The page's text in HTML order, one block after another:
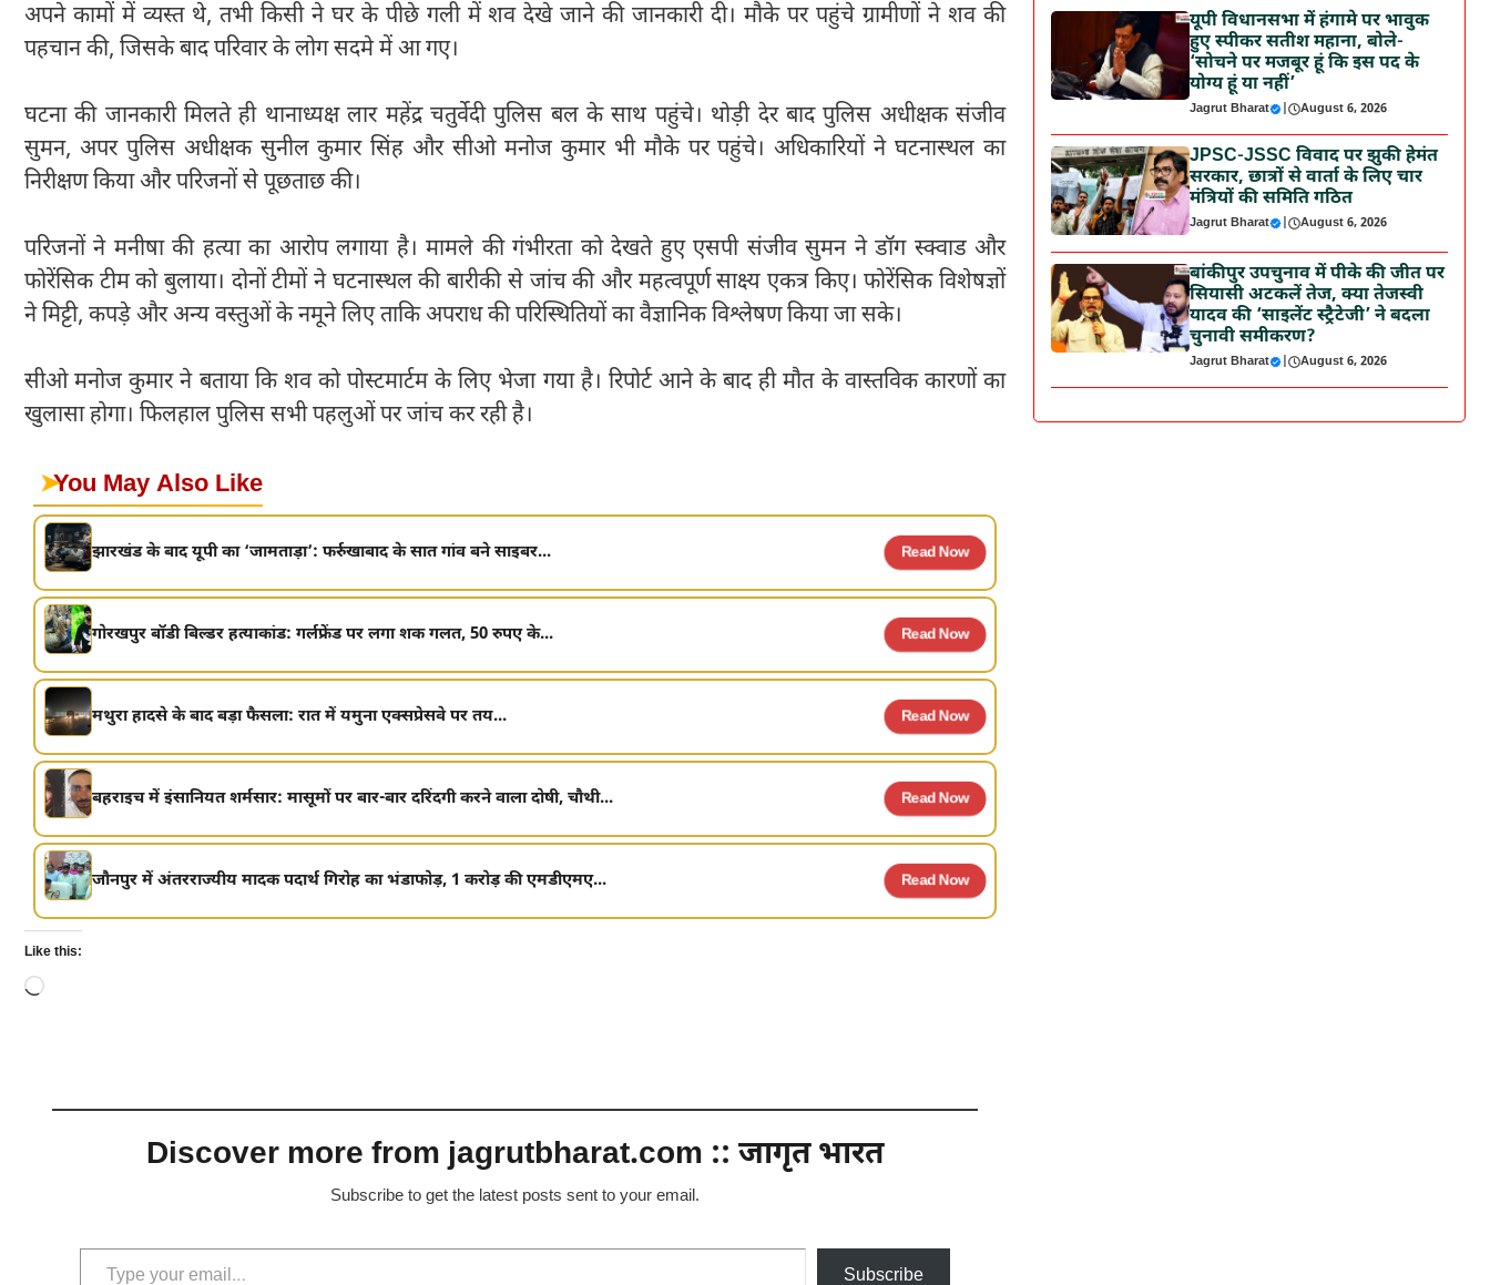
अपने कामों में व्यस्त थे, तभी किसी ने घर के पीछे गली में शव देखे जाने की जानकारी दी। मौके पर पहुंचे ग्रामीणों ने शव की
पहचान की, जिसके बाद परिवार के लोग सदमे में आ गए।
घटना की जानकारी मिलते ही थानाध्यक्ष लार महेंद्र चतुर्वेदी पुलिस बल के साथ पहुंचे। थोड़ी देर बाद पुलिस अधीक्षक संजीव
सुमन, अपर पुलिस अधीक्षक सुनील कुमार सिंह और सीओ मनोज कुमार भी मौके पर पहुंचे। अधिकारियों ने घटनास्थल का
निरीक्षण किया और परिजनों से पूछताछ की।
परिजनों ने मनीषा की हत्या का आरोप लगाया है। मामले की गंभीरता को देखते हुए एसपी संजीव सुमन ने डॉग स्क्वाड और
फोरेंसिक टीम को बुलाया। दोनों टीमों ने घटनास्थल की बारीकी से जांच की और महत्वपूर्ण साक्ष्य एकत्र किए। फोरेंसिक विशेषज्ञों
ने मिट्टी, कपड़े और अन्य वस्तुओं के नमूने लिए ताकि अपराध की परिस्थितियों का वैज्ञानिक विश्लेषण किया जा सके।
सीओ मनोज कुमार ने बताया कि शव को पोस्टमार्टम के लिए भेजा गया है। रिपोर्ट आने के बाद ही मौत के वास्तविक कारणों का
खुलासा होगा। फिलहाल पुलिस सभी पहलुओं पर जांच कर रही है।
➤You May Also Like
झारखंड के बाद यूपी का ‘जामताड़ा’: फर्रुखाबाद के सात गांव बने साइबर... Read Now
गोरखपुर बॉडी बिल्डर हत्याकांड: गर्लफ्रेंड पर लगा शक गलत, 50 रुपए के... Read Now
मथुरा हादसे के बाद बड़ा फैसला: रात में यमुना एक्सप्रेसवे पर तय... Read Now
बहराइच में इंसानियत शर्मसार: मासूमों पर बार-बार दरिंदगी करने वाला दोषी, चौथी... Read Now
जौनपुर में अंतरराज्यीय मादक पदार्थ गिरोह का भंडाफोड़, 1 करोड़ की एमडीएमए... Read Now
Like this:
Loading…
Discover more from jagrutbharat.com :: जागृत भारत
Subscribe to get the latest posts sent to your email.
Type your email…
Subscribe
यूपी विधानसभा में हंगामे पर भावुक
हुए स्पीकर सतीश महाना, बोले-
‘सोचने पर मजबूर हूं कि इस पद के
योग्य हूं या नहीं’
Jagrut Bharat | August 6, 2026
JPSC-JSSC विवाद पर झुकी हेमंत
सरकार, छात्रों से वार्ता के लिए चार
मंत्रियों की समिति गठित
Jagrut Bharat | August 6, 2026
बांकीपुर उपचुनाव में पीके की जीत पर
सियासी अटकलें तेज, क्या तेजस्वी
यादव की ‘साइलेंट स्ट्रैटेजी’ ने बदला
चुनावी समीकरण?
Jagrut Bharat | August 6, 2026